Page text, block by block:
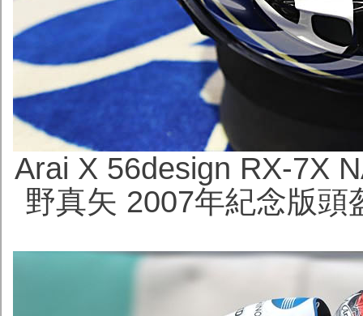
Arai X 56design RX-7X
野真矢 2007年紀念版